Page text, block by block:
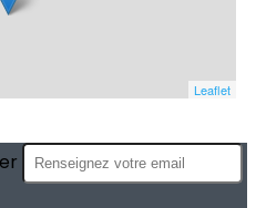
Leaflet